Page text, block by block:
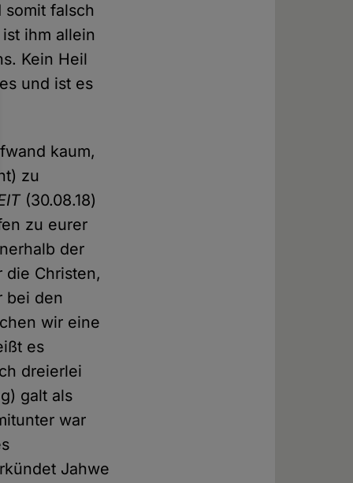
falsch
ihm allein
Kein Heil
und ist es
kaum,
zu
(30.08.18)
zu eurer
der
die Christen,
bei den
wir eine
es
dreierlei
galt als
war
Jahwe